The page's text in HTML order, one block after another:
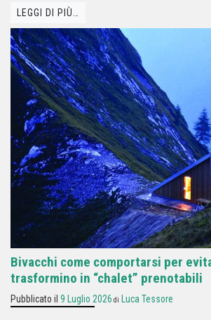
LEGGI DI PIÙ…
Bivacchi come comportarsi per
trasformino in “chalet” prenotabili
Pubblicato il 9 Luglio 2026 di Luca Tessore